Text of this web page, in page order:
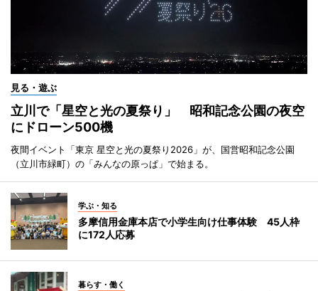
見る・遊ぶ
立川で「星空と光の夏祭り」 昭和記念公園の夜空
にドローン500機
夜間イベント「東京 星空と光の夏祭り2026」が、国営昭和記念公園
（立川市緑町）の「みんなの原っぱ」で始まる。
学ぶ・知る
多摩信用金庫本店で小学生向け仕事体験 45人枠
に172人応募
暮らす・働く